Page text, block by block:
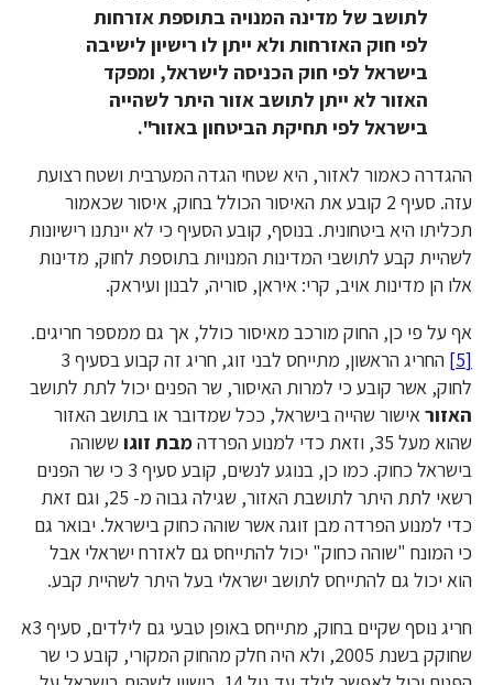
לתושב של מדינה המנויה בתוספת אזרחות
לפי חוק האזרחות ולא ייתן לו רישיון לישיבה
בישראל לפי חוק הכניסה לישראל, ומפקד
האזור לא ייתן לתושב אזור היתר לשהייה
בישראל לפי תחיקת הביטחון באזור".
ההגדרה כאמור לאזור, היא שטחי הגדה המערבית ושטח רצועת
עזה. סעיף 2 קובע את האיסור הכולל בחוק, איסור שכאמור
תכליתו היא ביטחונית. בנוסף, קובע הסעיף כי לא יינתנו רישיונות
לשהיית קבע לתושבי המדינות המנויות בתוספת לחוק, מדינות
אלו הן מדינות אויב, קרי: איראן, סוריה, לבנון ועיראק.
אף על פי כן, החוק מורכב מאיסור כולל, אך גם ממספר חריגים.
[5]
החריג הראשון, מתייחס לבני זוג, חריג זה קבוע בסעיף 3
לחוק, אשר קובע כי למרות האיסור, שר הפנים יכול לתת לתושב
האזוראישור שהייה בישראל, ככל שמדובר או בתושב האזור
שהוא מעל 35, וזאת כדי למנוע הפרדה
מבת זוגו ששוהה
בישראל כחוק. כמו כן, בנוגע לנשים, קובע סעיף 3 כי שר הפנים
רשאי לתת היתר לתושבת האזור, שגילה גבוה מ- 25, וגם זאת
כדי למנוע הפרדה מבן זוגה אשר שוהה כחוק בישראל. יבואר גם
כי המונח "שוהה כחוק" יכול להתייחס גם לאזרח ישראלי אבל
הוא יכול גם להתייחס לתושב ישראלי בעל היתר לשהיית קבע.
חריג נוסף שקיים בחוק, מתייחס באופן טבעי גם לילדים, סעיף 3א
שחוקק בשנת 2005, ולא היה חלק מהחוק המקורי, קובע כי שר